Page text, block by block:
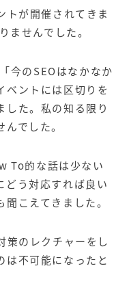
トが開催されてきま
ませんでした。
今のSEOはなかなか
ベントには区切りを
した。私の知る限り
でした。
To的な話は少ない
どう対応すれば良い
こえてきました。
策のレクチャーをし
は不可能になったと